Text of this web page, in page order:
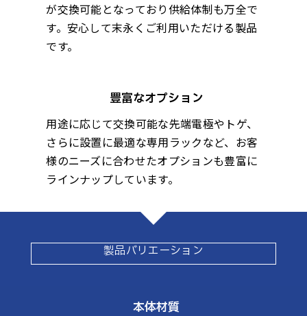
が交換可能となっており供給体制も万全で
す。安心して末永くご利用いただける製品
です。
豊富なオプション
用途に応じて交換可能な先端電極やトゲ、
さらに設置に最適な専用ラックなど、お客
様のニーズに合わせたオプションも豊富に
ラインナップしています。
製品バリエーション
本体材質